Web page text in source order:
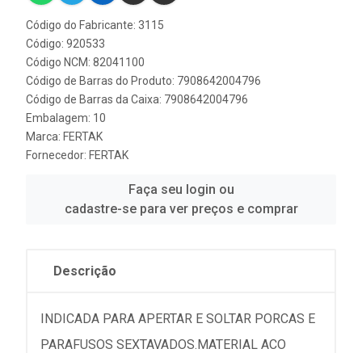
Código do Fabricante: 3115
Código: 920533
Código NCM: 82041100
Código de Barras do Produto: 7908642004796
Código de Barras da Caixa: 7908642004796
Embalagem: 10
Marca: FERTAK
Fornecedor: FERTAK
Faça seu login ou
cadastre-se para ver preços e comprar
Descrição
INDICADA PARA APERTAR E SOLTAR PORCAS E
PARAFUSOS SEXTAVADOS.MATERIAL ACO